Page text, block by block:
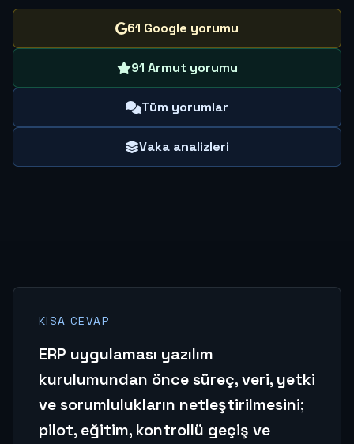
61 Google yorumu
91 Armut yorumu
Tüm yorumlar
Vaka analizleri
KISA CEVAP
ERP uygulaması yazılım
kurulumundan önce süreç, veri, yetki
ve sorumlulukların netleştirilmesini;
pilot, eğitim, kontrollü geçiş ve